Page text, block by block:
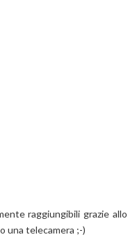
raggiungibili grazie allo
una telecamera ;-)